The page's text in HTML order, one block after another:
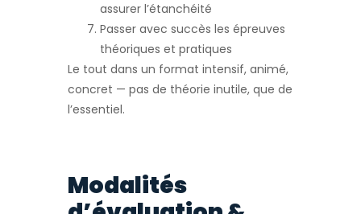
assurer l’étanchéité
Passer avec succès les épreuves
théoriques et pratiques
Le tout dans un format intensif, animé,
concret — pas de théorie inutile, que de
l’essentiel.
Modalités